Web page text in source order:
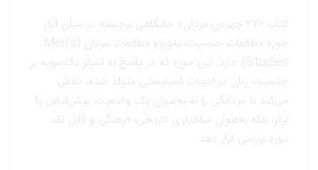
کتاب «۲۷ چهره‌ی مردان» جایگاهی برجسته در میان آثار
حوزه مطالعات جنسیت، به‌ویژه مطالعات مردان (Men’s
Studies)، دارد. این حوزه که در پاسخ به تمرکز یک‌سویه بر
جنسیت زنان در ادبیات فمینیستی متولد شده، تلاش
می‌کند تا مردانگی را نه به‌عنوان یک وضعیت پیش‌فرض یا
برتر، بلکه به‌عنوان ساختاری تاریخی، فرهنگی و قابل نقد
مورد بررسی قرار دهد.